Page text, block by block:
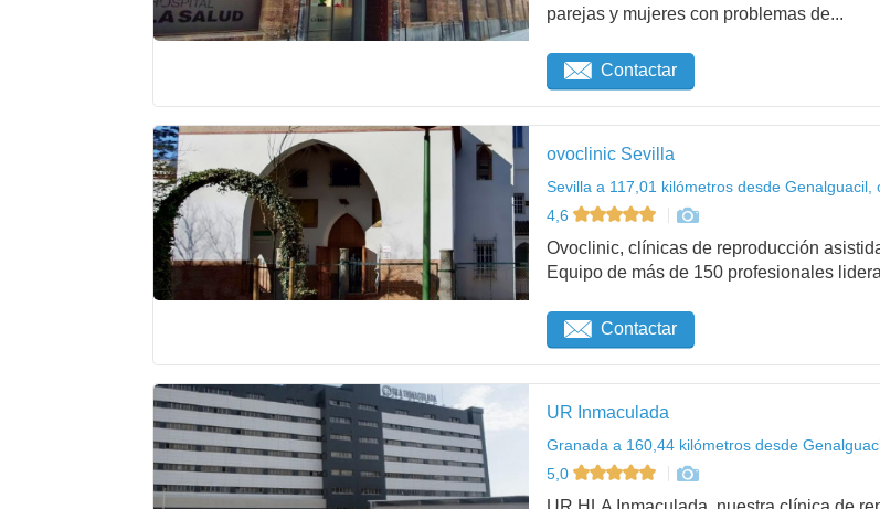
parejas y mujeres con problemas de...
Contactar
ovoclinic Sevilla
Sevilla a 117,01 kilómetros desde Genalguacil,
4,6
Ovoclinic, clínicas de reproducción
Equipo de más de 150 profesionales
Contactar
UR Inmaculada
Granada a 160,44 kilómetros desde
5,0